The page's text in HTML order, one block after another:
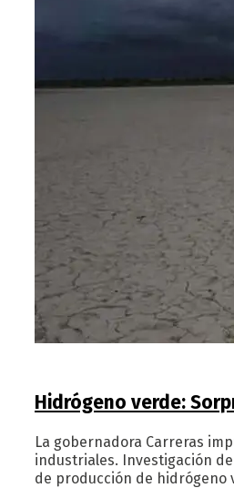
Hidrógeno verde:
La gobernadora Carreras
industriales. Investigación
de producción de hidrógeno